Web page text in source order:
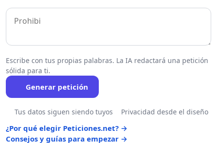
Escribe con tus propias palabras. La IA redactará una petición
sólida para ti.
Generar petición
Tus datos siguen siendo tuyos Privacidad desde el diseño
¿Por qué elegir Peticiones.net? →
Consejos y guías para empezar →